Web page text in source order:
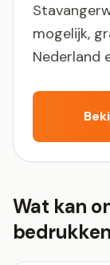
mogelijk,
Nederland
Wat kan